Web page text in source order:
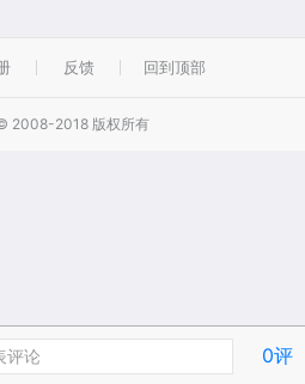
评论 0评
反馈 回到顶部
2008-2018 版权所有